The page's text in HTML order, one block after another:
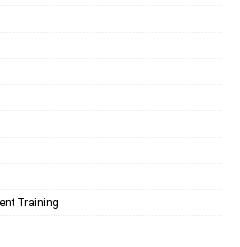
Training